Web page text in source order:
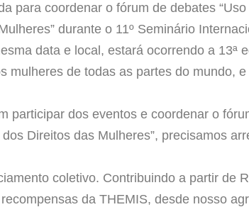
para coordenar o fórum de debates
durante o 11º Seminário
data e local, estará ocorrendo a 13ª
mulheres de todas as partes do mundo,
participar dos eventos e coordenar o
Direitos das Mulheres”, precisamos
coletivo. Contribuindo a partir de
da THEMIS, desde nosso